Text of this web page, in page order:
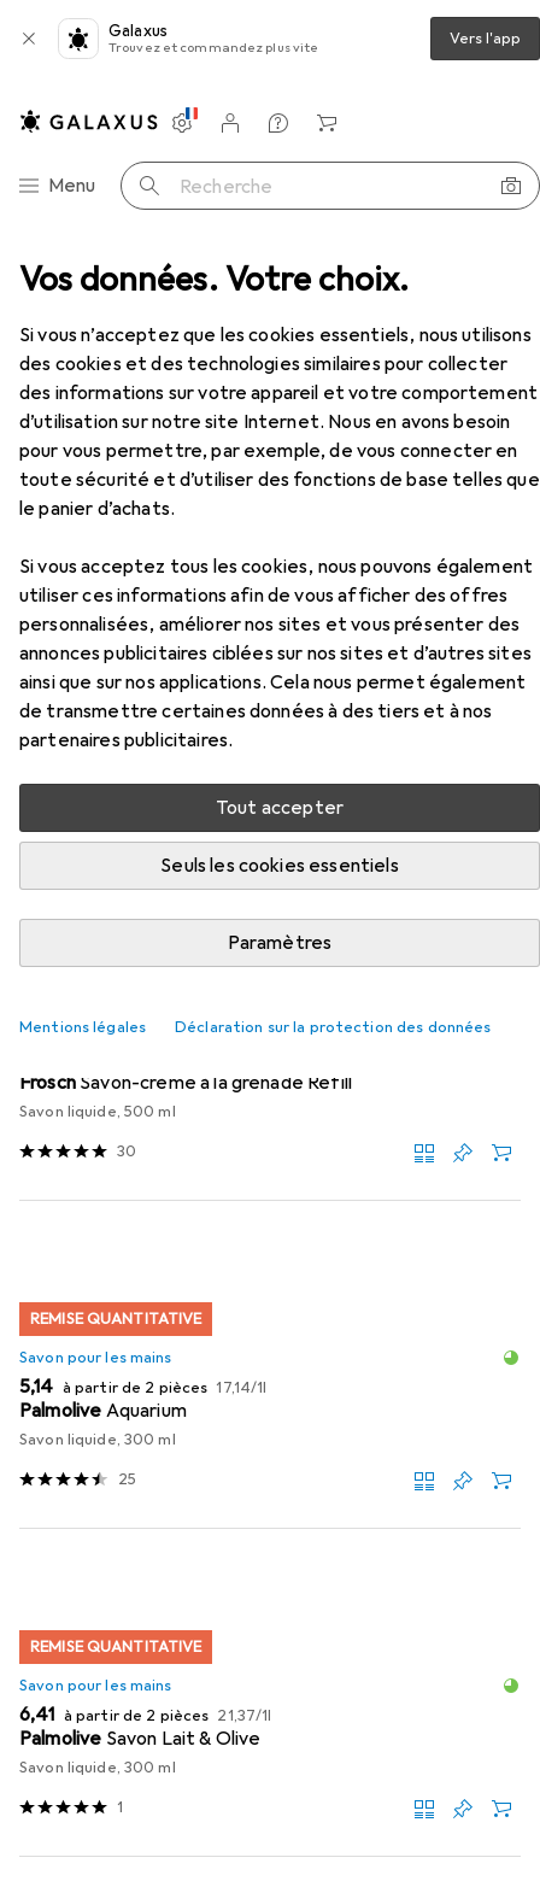
Vos données. Votre choix.
Si vous n’acceptez que les cookies essentiels, nous utilisons
des cookies et des technologies similaires pour collecter
des informations sur votre appareil et votre comportement
d’utilisation sur notre site Internet. Nous en avons besoin
pour vous permettre, par exemple, de vous connecter en
toute sécurité et d’utiliser des fonctions de base telles que
le panier d’achats.
Si vous acceptez tous les cookies, nous pouvons également
utiliser ces informations afin de vous afficher des offres
personnalisées, améliorer nos sites et vous présenter des
annonces publicitaires ciblées sur nos sites et d’autres sites
ainsi que sur nos applications. Cela nous permet également
de transmettre certaines données à des tiers et à nos
partenaires publicitaires.
Tout accepter
Seuls les cookies essentiels
Paramètres
Mentions légales Déclaration sur la protection des données
Galaxus
Trouvez et commandez plus vite Vers l'app
Navigation par catégorie
Menu Recherche
Paramètres
Compte client
Listes de comparaison
Listes d'envies
Panier
de savon + porte-savon Wenko Auron
WenkoAuron
Accessoires pour Wenko Auron
Ici, vous trouverez des accessoires compatibles avec le
Pertinence
Liste des produits
Savon pour les mains
Frosch Savon-crème à la grenade Refill
Savon liquide, 500 ml
30
REMISE QUANTITATIVE
Savon pour les mains
EUR
5,14 à partir de 2 pièces EUR
17,14/1l
Palmolive Aquarium
Savon liquide, 300 ml
25
REMISE QUANTITATIVE
Savon pour les mains
EUR
6,41 à partir de 2 pièces EUR
21,37/1l
Palmolive Savon Lait & Olive
Savon liquide, 300 ml
1